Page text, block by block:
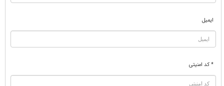
ایمیل
* کد امنیتی